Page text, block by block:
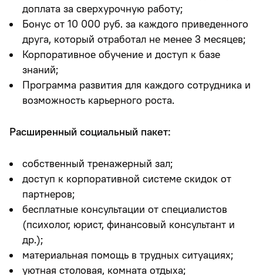
доплата за сверхурочную работу;
Бонус от 10 000 руб. за каждого приведенного
друга, который отработал не менее 3 месяцев;
Корпоративное обучение и доступ к базе
знаний;
Программа развития для каждого сотрудника и
возможность карьерного роста.
Расширенный социальный пакет:
собственный тренажерный зал;
доступ к корпоративной системе скидок от
партнеров;
бесплатные консультации от специалистов
(психолог, юрист, финансовый консультант и
др.);
материальная помощь в трудных ситуациях;
уютная столовая, комната отдыха;